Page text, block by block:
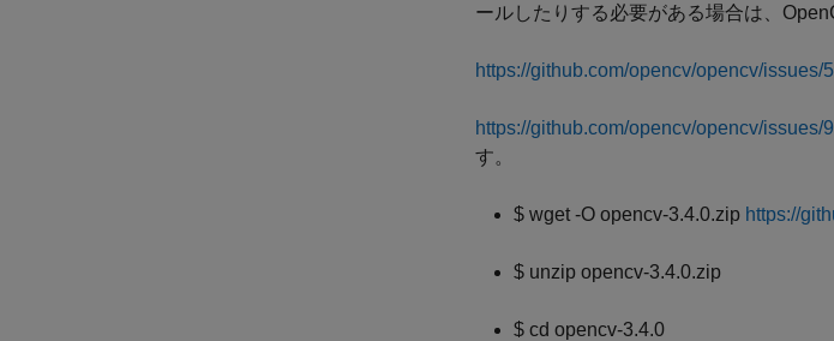
ールしたりする必要がある場合は、
https://github.com/opencv/opencv/issues/
https://github.com/opencv/opencv/issues/
す。
$ wget -O opencv-3.4.0.zip https://
$ unzip opencv-3.4.0.zip
$ cd opencv-3.4.0